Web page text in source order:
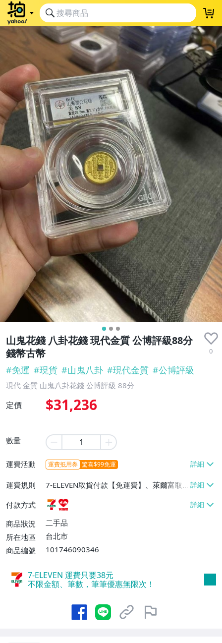
山鬼花錢 八卦花錢 現代金質 公博評級88分
錢幣古幣
0
#免運 #現貨 #山鬼八卦 #現代金質 #公博評級
現代 金質 山鬼八卦花錢 公博評級 88分
定價 $31,236
數量
運費活動 運費抵用券 驚喜$99免運
運費規則
7-ELEVEN取貨付款【免運費】、萊爾富取
貨付款【免運費】
付款方式
商品狀況
二手品
所在地區
台北市
商品編號
101746090346
7-ELEVEN 運費只要38元
不限金額、筆數，筆筆優惠無限次！